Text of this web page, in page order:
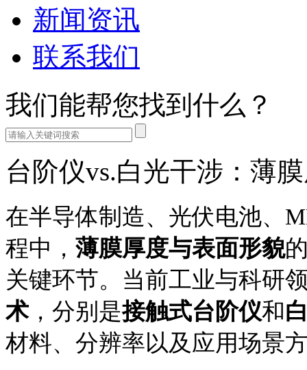
新闻资讯
联系我们
我们能帮您找到什么？
台阶仪vs.白光干涉：薄
在半导体制造、光伏电池、
程中， 薄膜厚度与表面形貌
关键环节。当前工业与科研
术，分别是接触式台阶仪和
材料、分辨率以及应用场景